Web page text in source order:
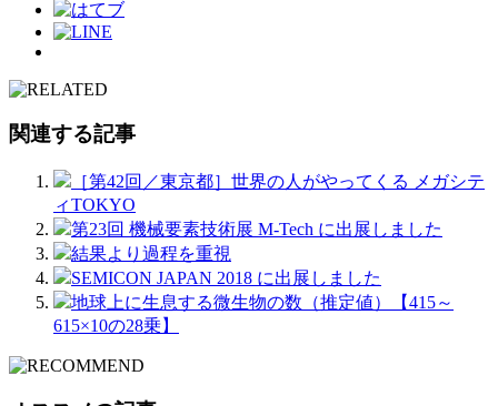
関連する記事
［第42回／東京都］世界の人がやってくる メガシテ
ィTOKYO
第23回 機械要素技術展 M-Tech に出展しました
結果より過程を重視
SEMICON JAPAN 2018 に出展しました
地球上に生息する微生物の数（推定値）【415～
615×10の28乗】